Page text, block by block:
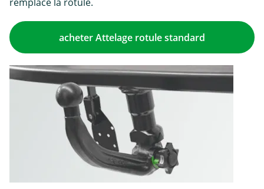
acheter Attelage rotule standard